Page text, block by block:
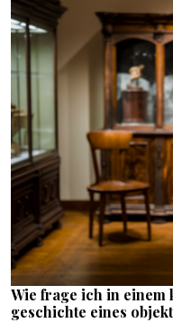
Wie frage ich in einem
geschichte eines